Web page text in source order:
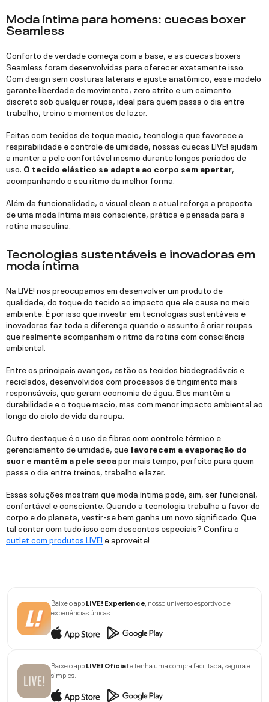
Moda íntima para homens: cuecas boxer
Seamless
Conforto de verdade começa com a base, e as cuecas boxers
Seamless foram desenvolvidas para oferecer exatamente isso.
Com design sem costuras laterais e ajuste anatômico, esse modelo
garante liberdade de movimento, zero atrito e um caimento
discreto sob qualquer roupa, ideal para quem passa o dia entre
trabalho, treino e momentos de lazer.
Feitas com tecidos de toque macio, tecnologia que favorece a
respirabilidade e controle de umidade, nossas cuecas LIVE! ajudam
a manter a pele confortável mesmo durante longos períodos de
uso. O tecido elástico se adapta ao corpo sem apertar,
acompanhando o seu ritmo da melhor forma.
Além da funcionalidade, o visual clean e atual reforça a proposta
de uma moda íntima mais consciente, prática e pensada para a
rotina masculina.
Tecnologias sustentáveis e inovadoras em
moda íntima
Na LIVE! nos preocupamos em desenvolver um produto de
qualidade, do toque do tecido ao impacto que ele causa no meio
ambiente. É por isso que investir em tecnologias sustentáveis e
inovadoras faz toda a diferença quando o assunto é criar roupas
que realmente acompanham o ritmo da rotina com consciência
ambiental.
Entre os principais avanços, estão os tecidos biodegradáveis e
reciclados, desenvolvidos com processos de tingimento mais
responsáveis, que geram economia de água. Eles mantêm a
durabilidade e o toque macio, mas com menor impacto ambiental ao
longo do ciclo de vida da roupa.
Outro destaque é o uso de fibras com controle térmico e
gerenciamento de umidade, que favorecem a evaporação do
suor e mantêm a pele secapor mais tempo, perfeito para quem
passa o dia entre treinos, trabalho e lazer.
Essas soluções mostram que moda íntima pode, sim, ser funcional,
confortável e consciente. Quando a tecnologia trabalha a favor do
corpo e do planeta, vestir-se bem ganha um novo significado. Que
tal contar com tudo isso com descontos especiais? Confira o
outlet com produtos LIVE! e aproveite!
Baixe o appLIVE! Experience, nosso universo esportivo de
experiências únicas.
Baixe o appLIVE! Oficiale tenha uma compra facilitada, segura e
simples.